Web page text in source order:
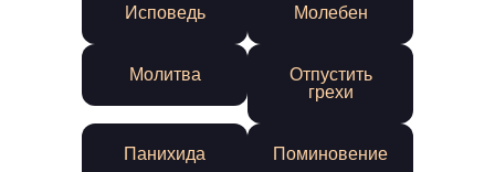
Исповедь Молебен
Молитва
Отпустить
грехи
Панихида Поминовение